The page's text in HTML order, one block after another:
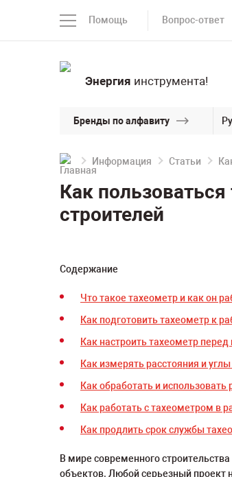
Помощь Вопрос-ответ
Энергия инструмента!
Бренды по алфавиту
Информация Статьи
Как
строителей
Содержание
Что такое тахеометр и как он
Как подготовить тахеометр к
Как настроить тахеометр
Как измерять расстояния и
Как обработать и
Как работать с тахеометром в
Как продлить срок службы
В мире современного
объектов. Любой серьезный проект